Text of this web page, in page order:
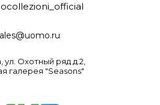
ул. Охотный ряд д.2,
галерея "Seasons"